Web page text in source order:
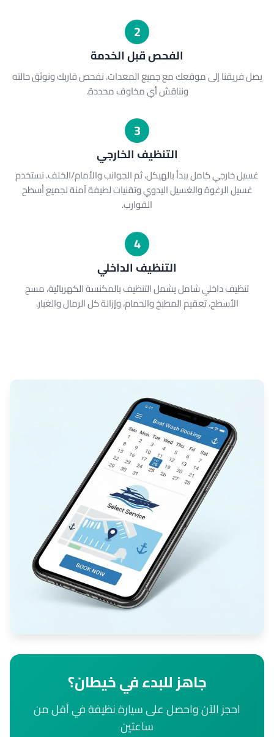
2
الفحص قبل الخدمة
يصل فريقنا إلى موقعك مع جميع المعدات. نفحص قاربك ونوثق حالته
ونناقش أي مخاوف محددة.
3
التنظيف الخارجي
غسيل خارجي كامل يبدأ بالهيكل، ثم الجوانب والأمام/الخلف. نستخدم
غسيل الرغوة والغسيل اليدوي وتقنيات لطيفة آمنة لجميع أسطح
القوارب.
4
التنظيف الداخلي
تنظيف داخلي شامل يشمل التنظيف بالمكنسة الكهربائية، مسح
الأسطح، تعقيم المطبخ والحمام، وإزالة كل الرمال والغبار.
جاهز للبدء في خيطان؟
احجز الآن واحصل على سيارة نظيفة في أقل من
ساعتين